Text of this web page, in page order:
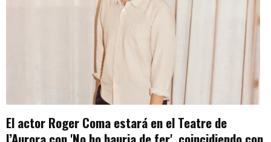
El actor Roger Coma estará en el Teatre de